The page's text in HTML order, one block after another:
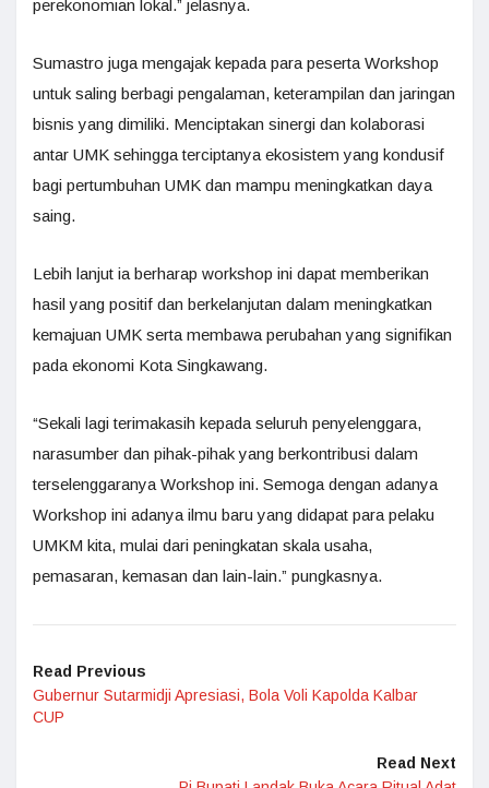
perekonomian lokal.” jelasnya.
Sumastro juga mengajak kepada para peserta Workshop
untuk saling berbagi pengalaman, keterampilan dan jaringan
bisnis yang dimiliki. Menciptakan sinergi dan kolaborasi
antar UMK sehingga terciptanya ekosistem yang kondusif
bagi pertumbuhan UMK dan mampu meningkatkan daya
saing.
Lebih lanjut ia berharap workshop ini dapat memberikan
hasil yang positif dan berkelanjutan dalam meningkatkan
kemajuan UMK serta membawa perubahan yang signifikan
pada ekonomi Kota Singkawang.
“Sekali lagi terimakasih kepada seluruh penyelenggara,
narasumber dan pihak-pihak yang berkontribusi dalam
terselenggaranya Workshop ini. Semoga dengan adanya
Workshop ini adanya ilmu baru yang didapat para pelaku
UMKM kita, mulai dari peningkatan skala usaha,
pemasaran, kemasan dan lain-lain.” pungkasnya.
Read Previous
Gubernur Sutarmidji Apresiasi, Bola Voli Kapolda Kalbar
CUP
Read Next